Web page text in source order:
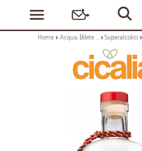
Home Acqua, Bibite e Alcolici Superalcolici